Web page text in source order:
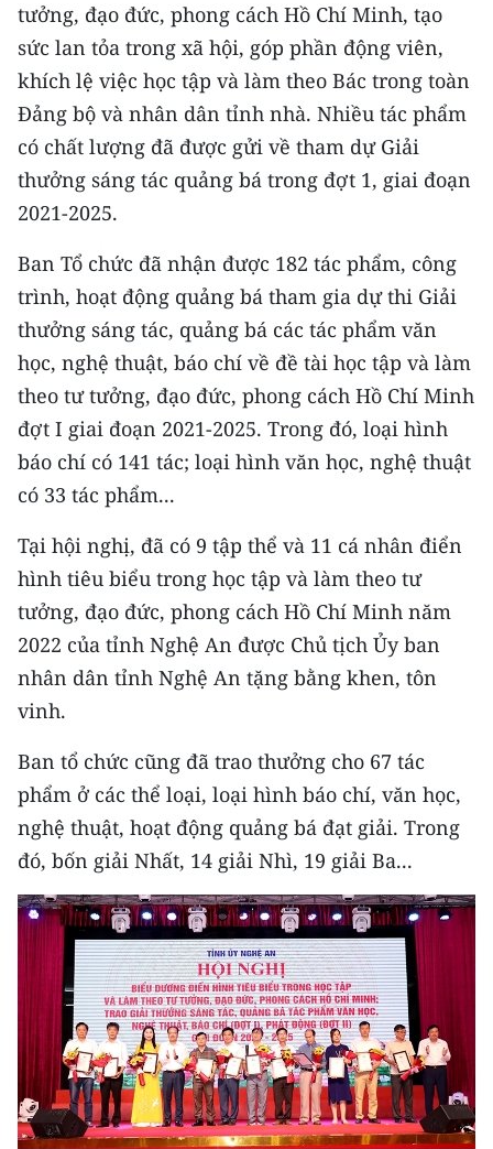
Media Thể thao
Media Giáo dục
Media Y tế
Media Khoa học - Công nghệ
Media Môi trường
Ảnh
Infographic
TIN MỚI
TIN ĐỊA PHƯƠNG
Trung du và miền núi phía Bắc
Đồng bằng sông Hồng
Bắc Trung Bộ
Duyên hải Nam Trung Bộ và Tây
Nguyên
Đông Nam Bộ
Đồng bằng sông Cửu Long
Chuyên trang Hà Nội
Chuyên trang TP. Hồ Chí Minh
CHUYÊN ĐỀ
CÁC CHUYÊN TRANG
VỀ BÁO NHÂN DÂN
THỜI NAY
NHÂN DÂN CUỐI TUẦN
tưởng, đạo đức, phong cách Hồ Chí Minh, tạo
sức lan tỏa trong xã hội, góp phần động viên,
khích lệ việc học tập và làm theo Bác trong toàn
Đảng bộ và nhân dân tỉnh nhà. Nhiều tác phẩm
có chất lượng đã được gửi về tham dự Giải
thưởng sáng tác quảng bá trong đợt 1, giai đoạn
2021-2025.
Ban Tổ chức đã nhận được 182 tác phẩm, công
trình, hoạt động quảng bá tham gia dự thi Giải
thưởng sáng tác, quảng bá các tác phẩm văn
học, nghệ thuật, báo chí về đề tài học tập và làm
theo tư tưởng, đạo đức, phong cách Hồ Chí Minh
đợt I giai đoạn 2021-2025. Trong đó, loại hình
báo chí có 141 tác; loại hình văn học, nghệ thuật
có 33 tác phẩm...
Tại hội nghị, đã có 9 tập thể và 11 cá nhân điển
hình tiêu biểu trong học tập và làm theo tư
tưởng, đạo đức, phong cách Hồ Chí Minh năm
2022 của tỉnh Nghệ An được Chủ tịch Ủy ban
nhân dân tỉnh Nghệ An tặng bằng khen, tôn
vinh.
Ban tổ chức cũng đã trao thưởng cho 67 tác
phẩm ở các thể loại, loại hình báo chí, văn học,
nghệ thuật, hoạt động quảng bá đạt giải. Trong
đó, bốn giải Nhất, 14 giải Nhì, 19 giải Ba...